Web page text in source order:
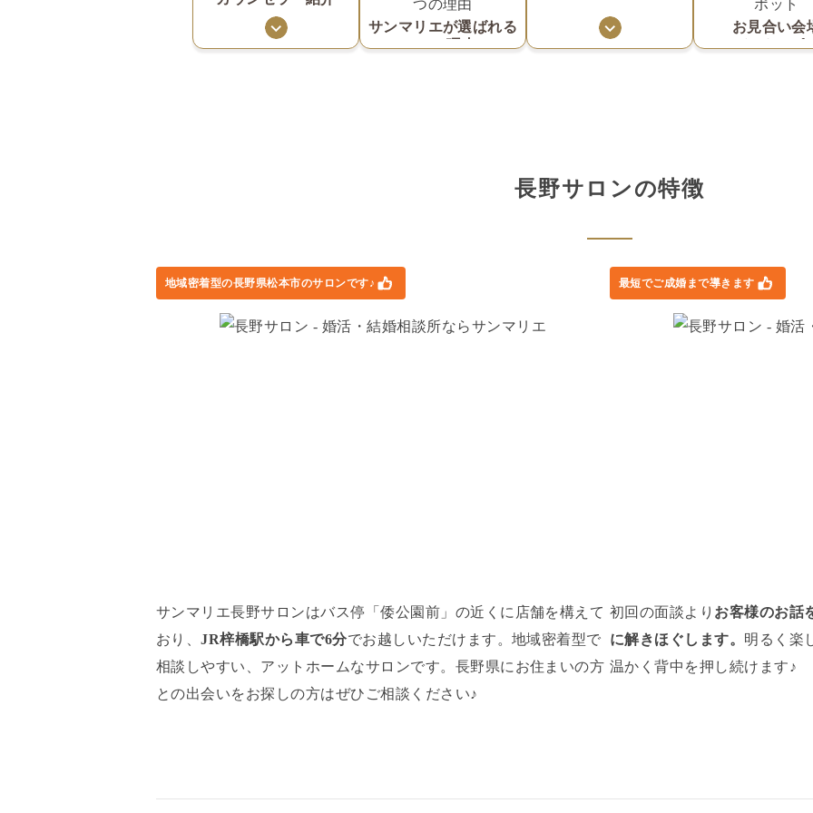
サンマリエが選ばれる
3つの理由
お見合い会
・デートスポ
長野サロンの特徴
地域密着型の長野県松本市のサロンです♪
サンマリエ長野サロンはバス停「倭公園前 」の近くに店舗を構えて
おり、JR梓橋駅から車で6分でお越しいただけます。地域密着型で
相談しやすい、アットホームなサロンです。長野県にお住まいの方
との出会いをお探しの方はぜひご相談ください♪
最短でご成婚まで導きます
初回の面談より お客様のお話
に解きほぐします。 明るく楽
温かく背中を押し続けます♪